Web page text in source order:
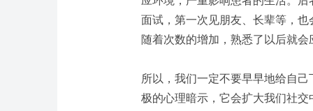
面试，第一次见朋友、长辈等，
随着次数的增加，熟悉了以后就会
所以，我们一定不要早早地给自
极的心理暗示，它会扩大我们社